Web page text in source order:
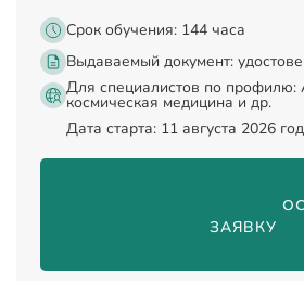
Срок обучения: 144 часа
Выдаваемый документ:
Для специалистов по профилю:
космическая медицина и др.
Дата старта: 11 августа 2026
ЗАЯВКУ